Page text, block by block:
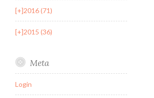
[+]2016 (71)
[+]2015 (36)
Meta
Login